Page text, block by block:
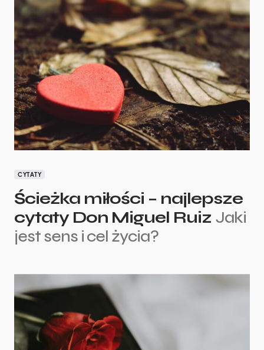
CYTATY
Ścieżka miłości – najlepsze
cytaty Don Miguel Ruiz Jaki
jest sens i cel życia?